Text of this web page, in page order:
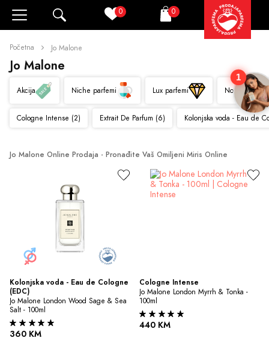
0 Korpa
0
Početna Jo Malone
Jo Malone
Akcija Niche parfemi Lux parfemi Novo
Cologne Intense (2) Extrait De Parfum (6) Kolonjska voda - Eau de
Jo Malone Online Prodaja - Pronađite Vaš Omiljeni Miris Online
Kolonjska voda - Eau de Cologne
(EDC)
Jo Malone London Wood Sage & Sea
Salt - 100ml
360 KM
Cologne Intense
Jo Malone London Myrrh & Tonka -
100ml
440 KM
1